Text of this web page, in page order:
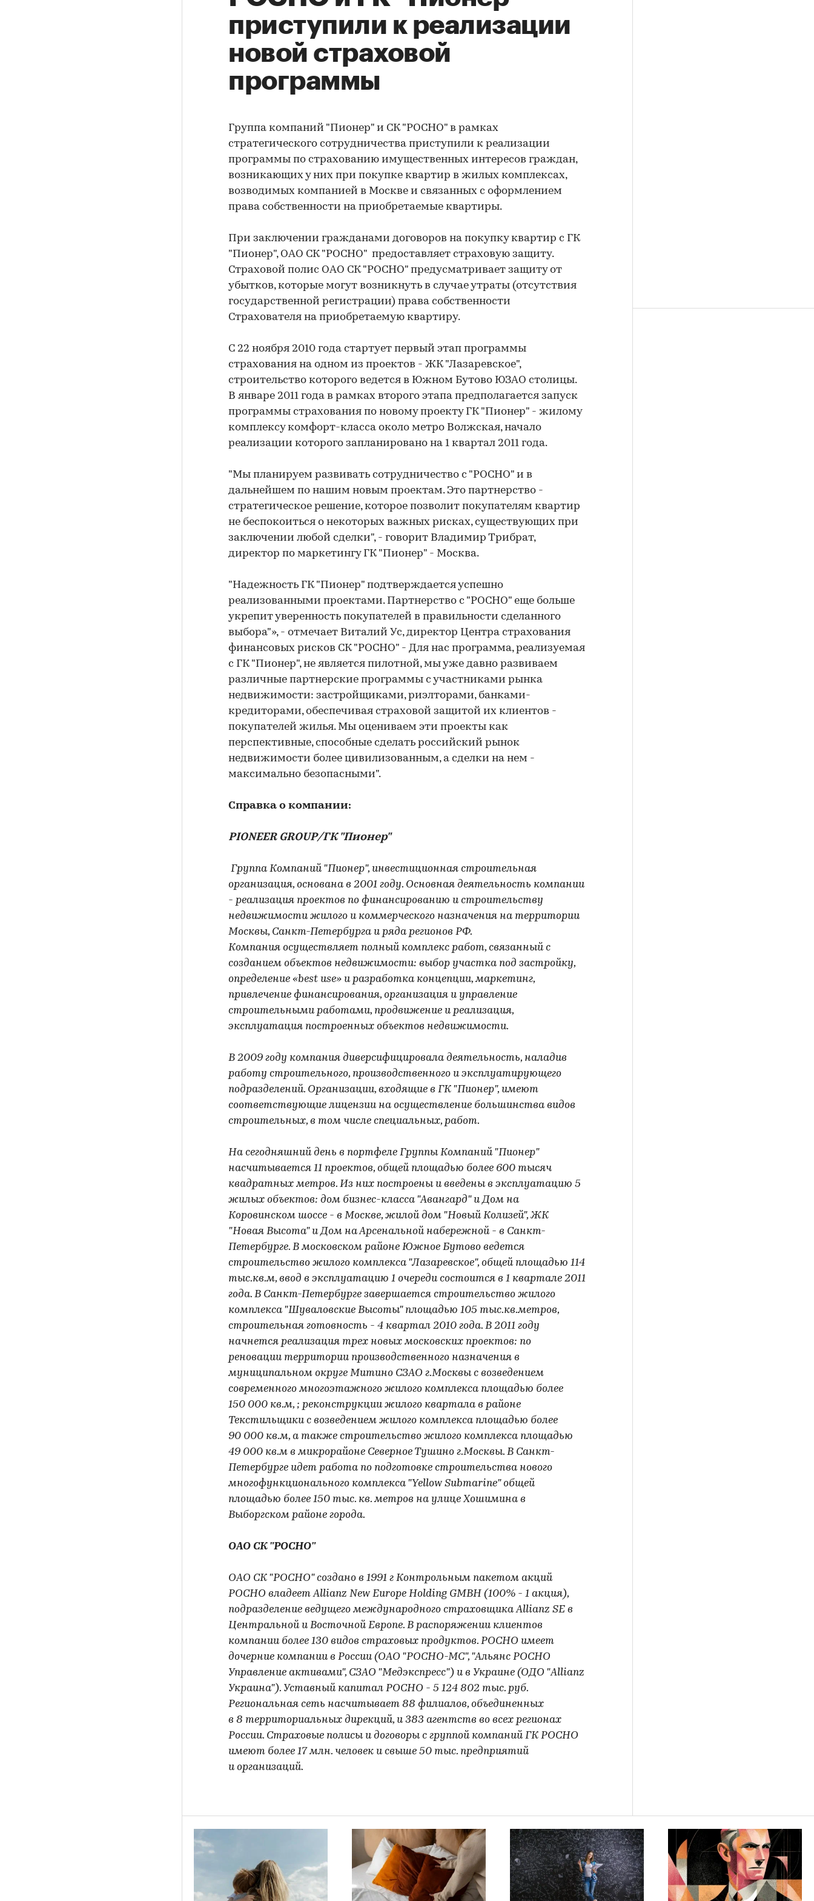
приступили к реализации
новой страховой
программы
Группа компаний "Пионер" и СК "РОСНО" в рамках
стратегического сотрудничества приступили к реализации
программы по страхованию имущественных интересов граждан,
возникающих у них при покупке квартир в жилых комплексах,
возводимых компанией в Москве и связанных с оформлением
права собственности на приобретаемые квартиры.
При заключении гражданами договоров на покупку квартир с ГК
"Пионер", ОАО СК "РОСНО" предоставляет страховую защиту.
Страховой полис ОАО СК "РОСНО" предусматривает защиту от
убытков, которые могут возникнуть в случае утраты (отсутствия
государственной регистрации) права собственности
Страхователя на приобретаемую квартиру.
С 22 ноября 2010 года стартует первый этап программы
страхования на одном из проектов - ЖК "Лазаревское",
строительство которого ведется в Южном Бутово ЮЗАО столицы.
В январе 2011 года в рамках второго этапа предполагается запуск
программы страхования по новому проекту ГК "Пионер" - жилому
комплексу комфорт-класса около метро Волжская, начало
реализации которого запланировано на 1 квартал 2011 года.
"Мы планируем развивать сотрудничество с "РОСНО" и в
дальнейшем по нашим новым проектам. Это партнерство -
стратегическое решение, которое позволит покупателям квартир
не беспокоиться о некоторых важных рисках, существующих при
заключении любой сделки", - говорит Владимир Трибрат,
директор по маркетингу ГК "Пионер" - Москва.
"Надежность ГК "Пионер" подтверждается успешно
реализованными проектами. Партнерство с "РОСНО" еще больше
укрепит уверенность покупателей в правильности сделанного
выбора"», - отмечает Виталий Ус, директор Центра страхования
финансовых рисков СК "РОСНО" - Для нас программа, реализуемая
с ГК "Пионер", не является пилотной, мы уже давно развиваем
различные партнерские программы с участниками рынка
недвижимости: застройщиками, риэлторами, банками-
кредиторами, обеспечивая страховой защитой их клиентов -
покупателей жилья. Мы оцениваем эти проекты как
перспективные, способные сделать российский рынок
недвижимости более цивилизованным, а сделки на нем -
максимально безопасными".
Справка о компании:
PIONEER GROUP/ГК "Пионер"
Группа Компаний "Пионер", инвестиционная строительная
организация, основана в 2001 году. Основная деятельность компании
- реализация проектов по финансированию и строительству
недвижимости жилого и коммерческого назначения на территории
Москвы, Санкт-Петербурга и ряда регионов РФ.
Компания осуществляет полный комплекс работ, связанный с
созданием объектов недвижимости: выбор участка под застройку,
определение «best use» и разработка концепции, маркетинг,
привлечение финансирования, организация и управление
строительными работами, продвижение и реализация,
эксплуатация построенных объектов недвижимости.
В 2009 году компания диверсифицировала деятельность, наладив
работу строительного, производственного и эксплуатирующего
подразделений. Организации, входящие в ГК "Пионер", имеют
соответствующие лицензии на осуществление большинства видов
строительных, в том числе специальных, работ.
На сегодняшний день в портфеле Группы Компаний "Пионер"
насчитывается 11 проектов, общей площадью более 600 тысяч
квадратных метров. Из них построены и введены в эксплуатацию 5
жилых объектов: дом бизнес-класса "Авангард" и Дом на
Коровинском шоссе - в Москве, жилой дом "Новый Колизей", ЖК
"Новая Высота" и Дом на Арсенальной набережной - в Санкт-
Петербурге. В московском районе Южное Бутово ведется
строительство жилого комплекса "Лазаревское", общей площадью 114
тыс.кв.м, ввод в эксплуатацию 1 очереди состоится в 1 квартале 2011
года. В Санкт-Петербурге завершается строительство жилого
комплекса "Шуваловские Высоты" площадью 105 тыс.кв.метров,
строительная готовность - 4 квартал 2010 года. В 2011 году
начнется реализация трех новых московских проектов: по
реновации территории производственного назначения в
муниципальном округе Митино СЗАО г.Москвы с возведением
современного многоэтажного жилого комплекса площадью более
150 000 кв.м, ; реконструкции жилого квартала в районе
Текстильщики с возведением жилого комплекса площадью более
90 000 кв.м, а также строительство жилого комплекса площадью
49 000 кв.м в микрорайоне Северное Тушино г.Москвы. В Санкт-
Петербурге идет работа по подготовке строительства нового
многофункционального комплекса "Yellow Submarine" общей
площадью более 150 тыс. кв. метров на улице Хошимина в
Выборгском районе города.
ОАО СК "РОСНО"
ОАО СК "РОСНО" создано в 1991 г Контрольным пакетом акций
РОСНО владеет Allianz New Europe Holding GMBH (100% - 1 акция),
подразделение ведущего международного страховщика Allianz SE в
Центральной и Восточной Европе. В распоряжении клиентов
компании более 130 видов страховых продуктов. РОСНО имеет
дочерние компании в России (ОАО "РОСНО-МС", "Альянс РОСНО
Управление активами", СЗАО "Медэкспресс") и в Украине (ОДО "Allianz
Украина"). Уставный капитал РОСНО - 5 124 802 тыс. руб.
Региональная сеть насчитывает 88 филиалов, объединенных
в 8 территориальных дирекций, и 383 агентств во всех регионах
России. Страховые полисы и договоры с группой компаний ГК РОСНО
имеют более 17 млн. человек и свыше 50 тыс. предприятий
и организаций.